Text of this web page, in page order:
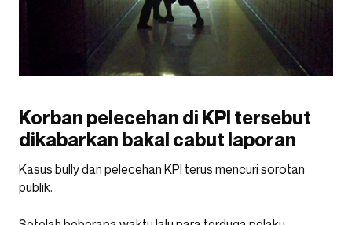
Korban pelecehan di KPI tersebut
dikabarkan bakal cabut laporan
Kasus bully dan pelecehan KPI terus mencuri sorotan
publik.